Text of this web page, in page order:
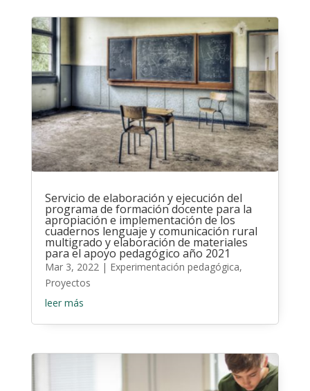
Servicio de elaboración y ejecución del
programa de formación docente para la
apropiación e implementación de los
cuadernos lenguaje y comunicación rural
multigrado y elaboración de materiales
para el apoyo pedagógico año 2021
Mar 3, 2022| Experimentación pedagógica,
Proyectos
leer más